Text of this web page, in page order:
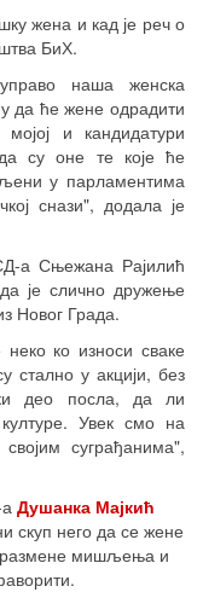
жена и кад је реч о
БиХ.
наша женска
да ће жене одрадити
и кандидатури
су оне те које ће
у парламентима
снази", додала је
а Сњежана Рајилић
је слично дружење
Новог Града.
ко износи сваке
стално у акцији, без
део посла, да ли
Увек смо на
суграђанима",
Душанка Мајкић
скуп него да се жене
размене мишљења и